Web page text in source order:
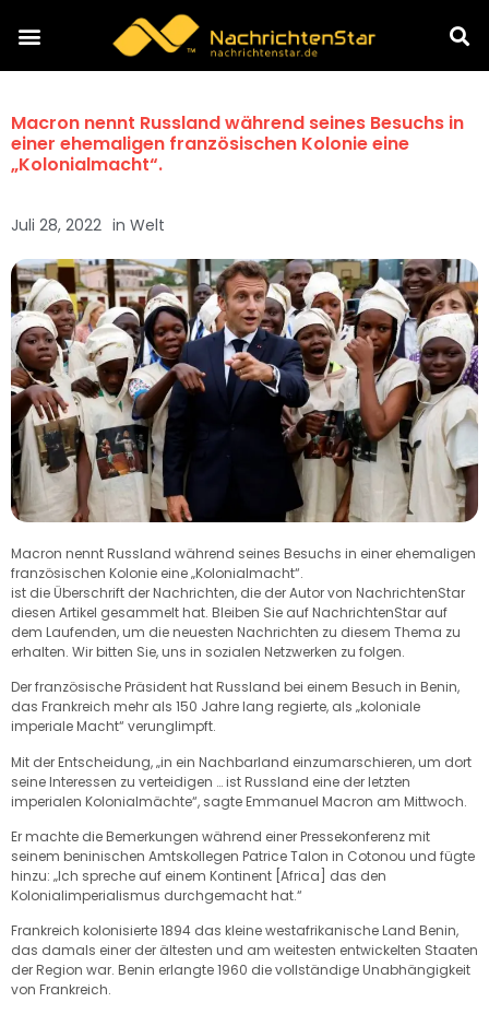
Macron nennt Russland während seines Besuchs in
einer ehemaligen französischen Kolonie eine
„Kolonialmacht“.
Juli 28, 2022 in Welt
Macron nennt Russland während seines Besuchs in einer ehemaligen
französischen Kolonie eine „Kolonialmacht“.
ist die Überschrift der Nachrichten, die der Autor von NachrichtenStar
diesen Artikel gesammelt hat. Bleiben Sie auf NachrichtenStar auf
dem Laufenden, um die neuesten Nachrichten zu diesem Thema zu
erhalten. Wir bitten Sie, uns in sozialen Netzwerken zu folgen.
Der französische Präsident hat Russland bei einem Besuch in Benin,
das Frankreich mehr als 150 Jahre lang regierte, als „koloniale
imperiale Macht“ verunglimpft.
Mit der Entscheidung, „in ein Nachbarland einzumarschieren, um dort
seine Interessen zu verteidigen … ist Russland eine der letzten
imperialen Kolonialmächte“, sagte Emmanuel Macron am Mittwoch.
Er machte die Bemerkungen während einer Pressekonferenz mit
seinem beninischen Amtskollegen Patrice Talon in Cotonou und fügte
hinzu: „Ich spreche auf einem Kontinent [Africa] das den
Kolonialimperialismus durchgemacht hat.“
Frankreich kolonisierte 1894 das kleine westafrikanische Land Benin,
das damals einer der ältesten und am weitesten entwickelten Staaten
der Region war. Benin erlangte 1960 die vollständige Unabhängigkeit
von Frankreich.